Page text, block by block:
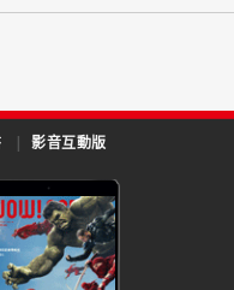
| 影音互動版